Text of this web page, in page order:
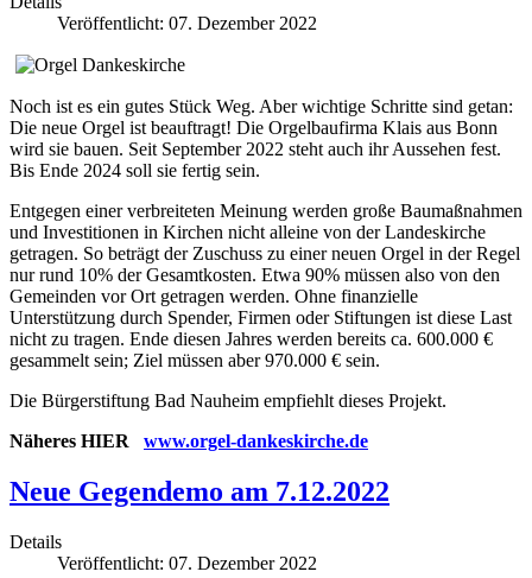
Veröffentlicht: 07. Dezember 2022
Noch ist es ein gutes Stück Weg. Aber wichtige Schritte sind getan:
Die neue Orgel ist beauftragt! Die Orgelbaufirma Klais aus Bonn
wird sie bauen. Seit September 2022 steht auch ihr Aussehen fest.
Bis Ende 2024 soll sie fertig sein.
Entgegen einer verbreiteten Meinung werden große Baumaßnahmen
und Investitionen in Kirchen nicht alleine von der Landeskirche
getragen. So beträgt der Zuschuss zu einer neuen Orgel in der Regel
nur rund 10% der Gesamtkosten. Etwa 90% müssen also von den
Gemeinden vor Ort getragen werden. Ohne finanzielle
Unterstützung durch Spender, Firmen oder Stiftungen ist diese Last
nicht zu tragen. Ende diesen Jahres werden bereits ca. 600.000 €
gesammelt sein; Ziel müssen aber 970.000 € sein.
Die Bürgerstiftung Bad Nauheim empfiehlt dieses Projekt.
Näheres HIER www.orgel-dankeskirche.de
Neue Gegendemo am 7.12.2022
Details
Veröffentlicht: 07. Dezember 2022